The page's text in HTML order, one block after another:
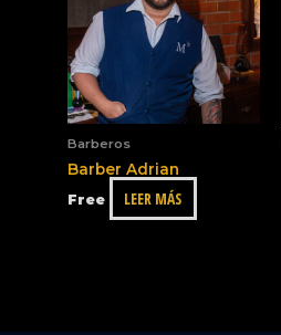
Barberos
Barber Adrian
Free LEER MÁS